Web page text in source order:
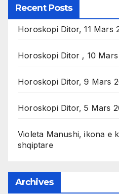
Recent Posts
Horoskopi Ditor, 11 Mars
Horoskopi Ditor , 10 Mars
Horoskopi Ditor, 9 Mars
Horoskopi Ditor, 5 Mars
Violeta Manushi, ikona e
shqiptare
Archives